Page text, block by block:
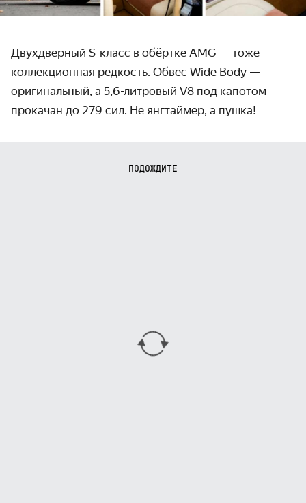
Двухдверный S-класс в обёртке AMG — тоже
коллекционная редкость. Обвес Wide Body —
оригинальный, а 5,6-литровый V8 под капотом
прокачан до 279 сил. Не янгтаймер, а пушка!
ПОДОЖДИТЕ